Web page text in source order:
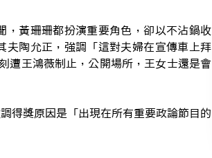
，黃珊珊都扮演重要角色，卻以不沾鍋收
夫陶允正，強調「這對夫婦在宣傳車上拜
遭王鴻薇制止，公開場所，王女士還是會
得獎原因是「出現在所有重要政論節目的